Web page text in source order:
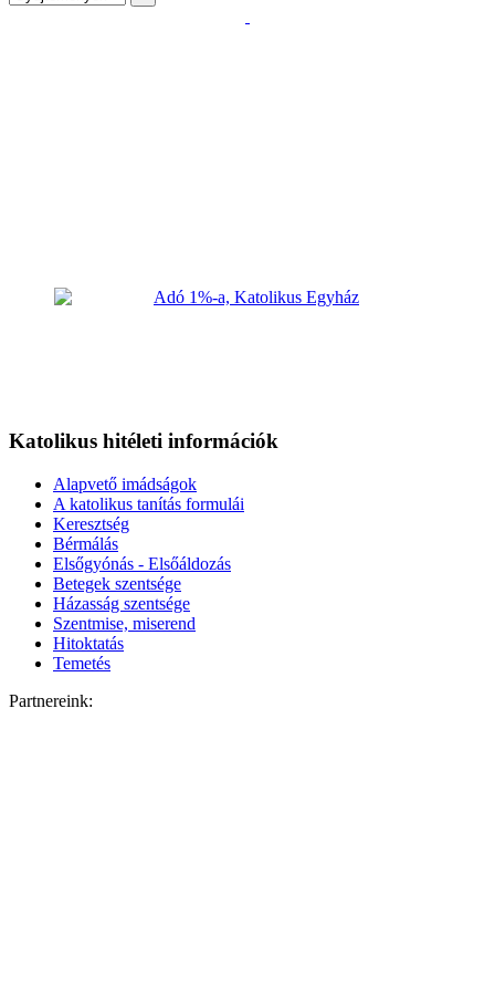
Katolikus hitéleti információk
Alapvető imádságok
A katolikus tanítás formulái
Keresztség
Bérmálás
Elsőgyónás - Elsőáldozás
Betegek szentsége
Házasság szentsége
Szentmise, miserend
Hitoktatás
Temetés
Partnereink: